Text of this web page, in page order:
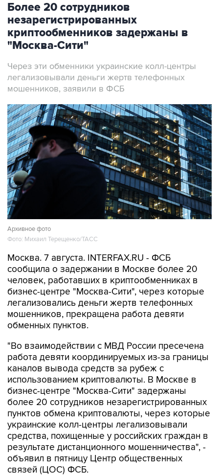
Более 20 сотрудников
незарегистрированных
криптообменников задержаны в
"Москва-Сити"
Через эти обменники украинские колл-центры
легализовывали деньги жертв телефонных
мошенников, заявили в ФСБ
Архивное фото
Фото: Михаил Терещенко/ТАСС
Москва. 7 августа. INTERFAX.RU - ФСБ
сообщила о задержании в Москве более 20
человек, работавших в криптообменниках в
бизнес-центре "Москва-Сити", через которые
легализовались деньги жертв телефонных
мошенников, прекращена работа девяти
обменных пунктов.
"Во взаимодействии с МВД России пресечена
работа девяти координируемых из-за границы
каналов вывода средств за рубеж с
использованием криптовалюты. В Москве в
бизнес-центре "Москва-Сити" задержаны
более 20 сотрудников незарегистрированных
пунктов обмена криптовалюты, через которые
украинские колл-центры легализовывали
средства, похищенные у российских граждан в
результате дистанционного мошенничества", -
объявил в пятницу Центр общественных
связей (ЦОС) ФСБ.